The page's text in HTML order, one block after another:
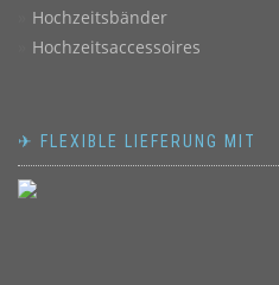
Hochzeitsbänder
Hochzeitsaccessoires
✈ FLEXIBLE LIEFERUNG MIT